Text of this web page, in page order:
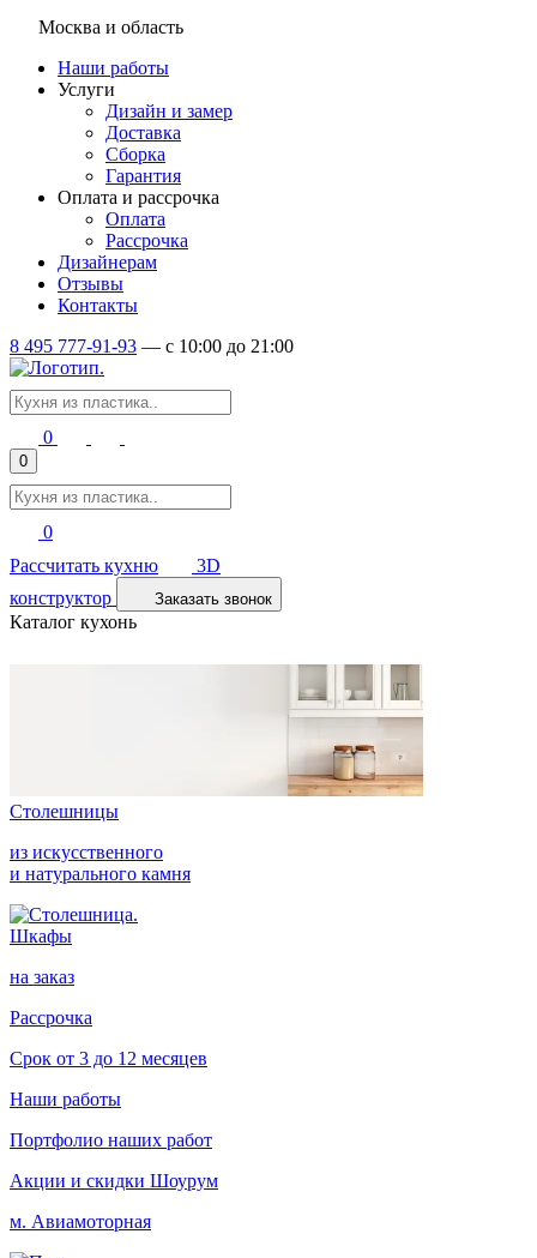
Москва и область
Наши работы
Услуги
Дизайн и замер
Доставка
Сборка
Гарантия
Оплата и рассрочка
Оплата
Рассрочка
Дизайнерам
Отзывы
Контакты
8 495 777-91-93 — c 10:00 до 21:00
0
0
0
Рассчитать кухню
3D
конструктор
Заказать звонок
Каталог кухонь
Столешницы
из искусственного
и натурального камня
Шкафы
на заказ
Рассрочка
Срок от 3 до 12 месяцев
Наши работы
Портфолио наших работ
Акции и скидки Шоурум
м. Авиамоторная